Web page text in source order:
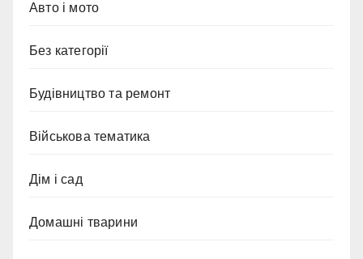
Авто і мото
Без категорії
Будівництво та ремонт
Військова тематика
Дім і сад
Домашні тварини